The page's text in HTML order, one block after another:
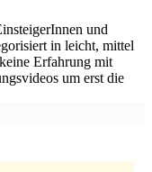
und
in leicht, mittel
Erfahrung mit
um erst die